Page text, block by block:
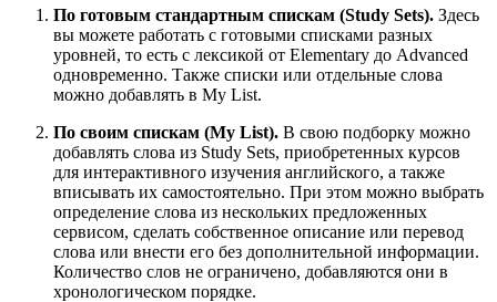
По готовым стандартным спискам (Study Sets). Здесь
вы можете работать с готовыми списками разных
уровней, то есть с лексикой от Elementary до Advanced
одновременно. Также списки или отдельные слова
можно добавлять в My List.
По своим спискам (My List). В свою подборку можно
добавлять слова из Study Sets, приобретенных курсов
для интерактивного изучения английского, а также
вписывать их самостоятельно. При этом можно выбрать
определение слова из нескольких предложенных
сервисом, сделать собственное описание или перевод
слова или внести его без дополнительной информации.
Количество слов не ограничено, добавляются они в
хронологическом порядке.